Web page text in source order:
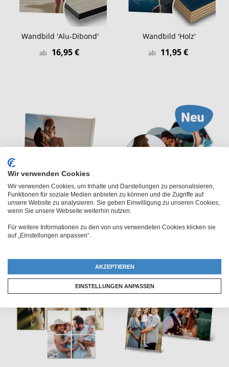
Wandbild 'Alu-Dibond'
ab 16,95 €
Wandbild 'Holz'
ab 11,95 €
Leinwand Wandbild 'Contour'
Wir verwenden Cookies
Wir verwenden Cookies, um Inhalte und Darstellungen zu personalisieren,
Funktionen für soziale Medien anbieten zu können und die Zugriffe auf
unsere Website zu analysieren. Sie geben Einwilligung zu unseren Cookies,
wenn Sie unsere Webseite weiterhin nutzen.
Für weitere Informationen zu den von uns verwendeten Cookies klicken sie
auf „Einstellungen anpassen“.
AKZEPTIEREN
EINSTELLUNGEN ANPASSEN